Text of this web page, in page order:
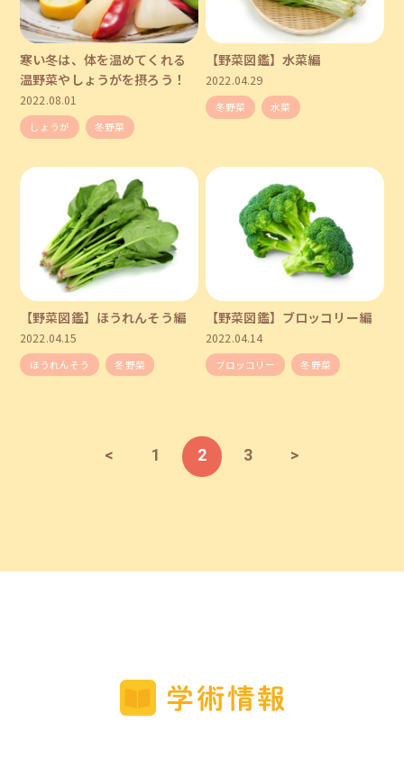
寒い冬は、体を温めてくれる
温野菜やしょうがを摂ろう！
2022.08.01
しょうが 冬野菜
【野菜図鑑】水菜編
2022.04.29
冬野菜 水菜
【野菜図鑑】ほうれんそう編
2022.04.15
ほうれんそう 冬野菜
【野菜図鑑】ブロッコリー編
2022.04.14
ブロッコリー 冬野菜
< 1 2 3 >